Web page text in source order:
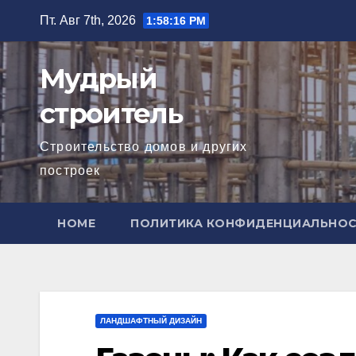
содержимому
Пт. Авг 7th, 2026 1:58:17 PM
Мудрый
строитель
Строительство домов и других
построек
HOME ПОЛИТИКА
ЛАНДШАФТНЫЙ ДИЗАЙН